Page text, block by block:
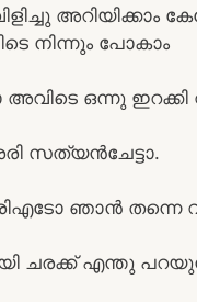
അറിയിക്കാം
നിന്നും പോകാം
ഒന്നു ഇറക്കി
സത്യൻചേട്ടാ.
ഞാൻ തന്നെ
ചരക്ക് എന്തു